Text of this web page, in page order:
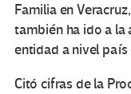
Familia en
también ha ido a la
entidad a nivel
Citó cifras de la